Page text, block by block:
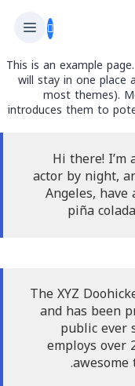
This is an example
will stay in one place
most themes).
introduces them to
Hi there!
actor by night,
Angeles,
piña
The XYZ
and has been
public ever
employs over